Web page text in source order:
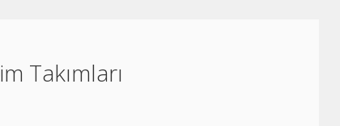
Takımları